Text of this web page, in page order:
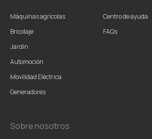
Máquinas agrícolas
Bricolaje
Jardín
Automoción
Movilidad Eléctrica
Generadores
Centro de ayuda
FAQs
Sobre nosotros